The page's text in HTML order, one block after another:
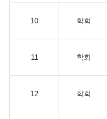
10 학회
11 학회
12 학회